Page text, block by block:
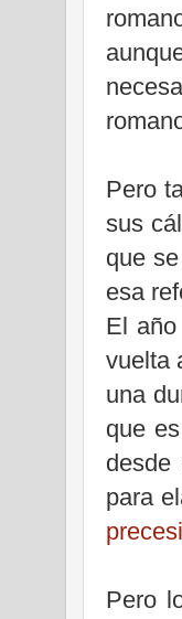
Pero
sus
que
esa
El
vuelta
una
que
desde
para
Pero